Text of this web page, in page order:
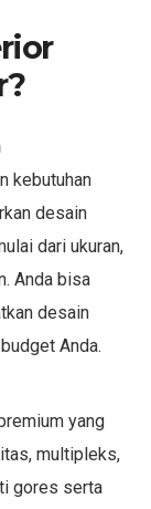
kebutuhan
desain
dari ukuran,
Anda bisa
desain
Anda.
yang
multipleks,
gores serta